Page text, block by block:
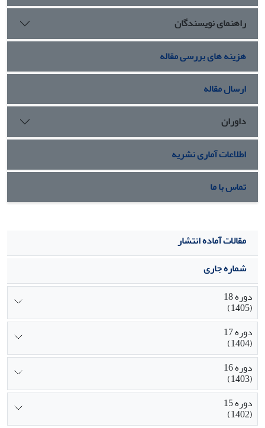
مرتب گردیده است. تدوین قوانین مردسالار حاکم بر جریان و
همچنین ارائه روش‌های اصلی و کاربردی برای نقض این قوانین، از
نتایج مقاله است. این پژوهش می تواند در بیان وضعیت کنونی زن
در ادبیات نمایشی به صورت روشن و به دور از هرگونه کلی گویی
نقش مؤثری داشته باشد.
راهنمای نویسندگان
هزینه های بررسی مقاله
ارسال مقاله
داوران
اطلاعات آماری نشریه
تماس با ما
مقالات آماده انتشار
شماره جاری
دوره 18
(1405)
دوره 17
(1404)
دوره 16
(1403)
دوره 15
(1402)